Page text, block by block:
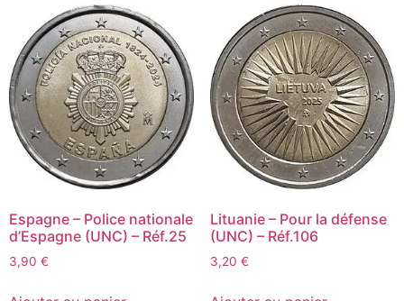
Espagne – Police nationale
d’Espagne (UNC) – Réf.25
3,90 €
Lituanie – Pour la défense
(UNC) – Réf.106
3,20 €